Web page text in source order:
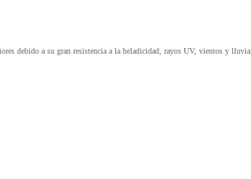
debido a su gran resistencia a la heladicidad, rayos UV, vientos y lluvia.